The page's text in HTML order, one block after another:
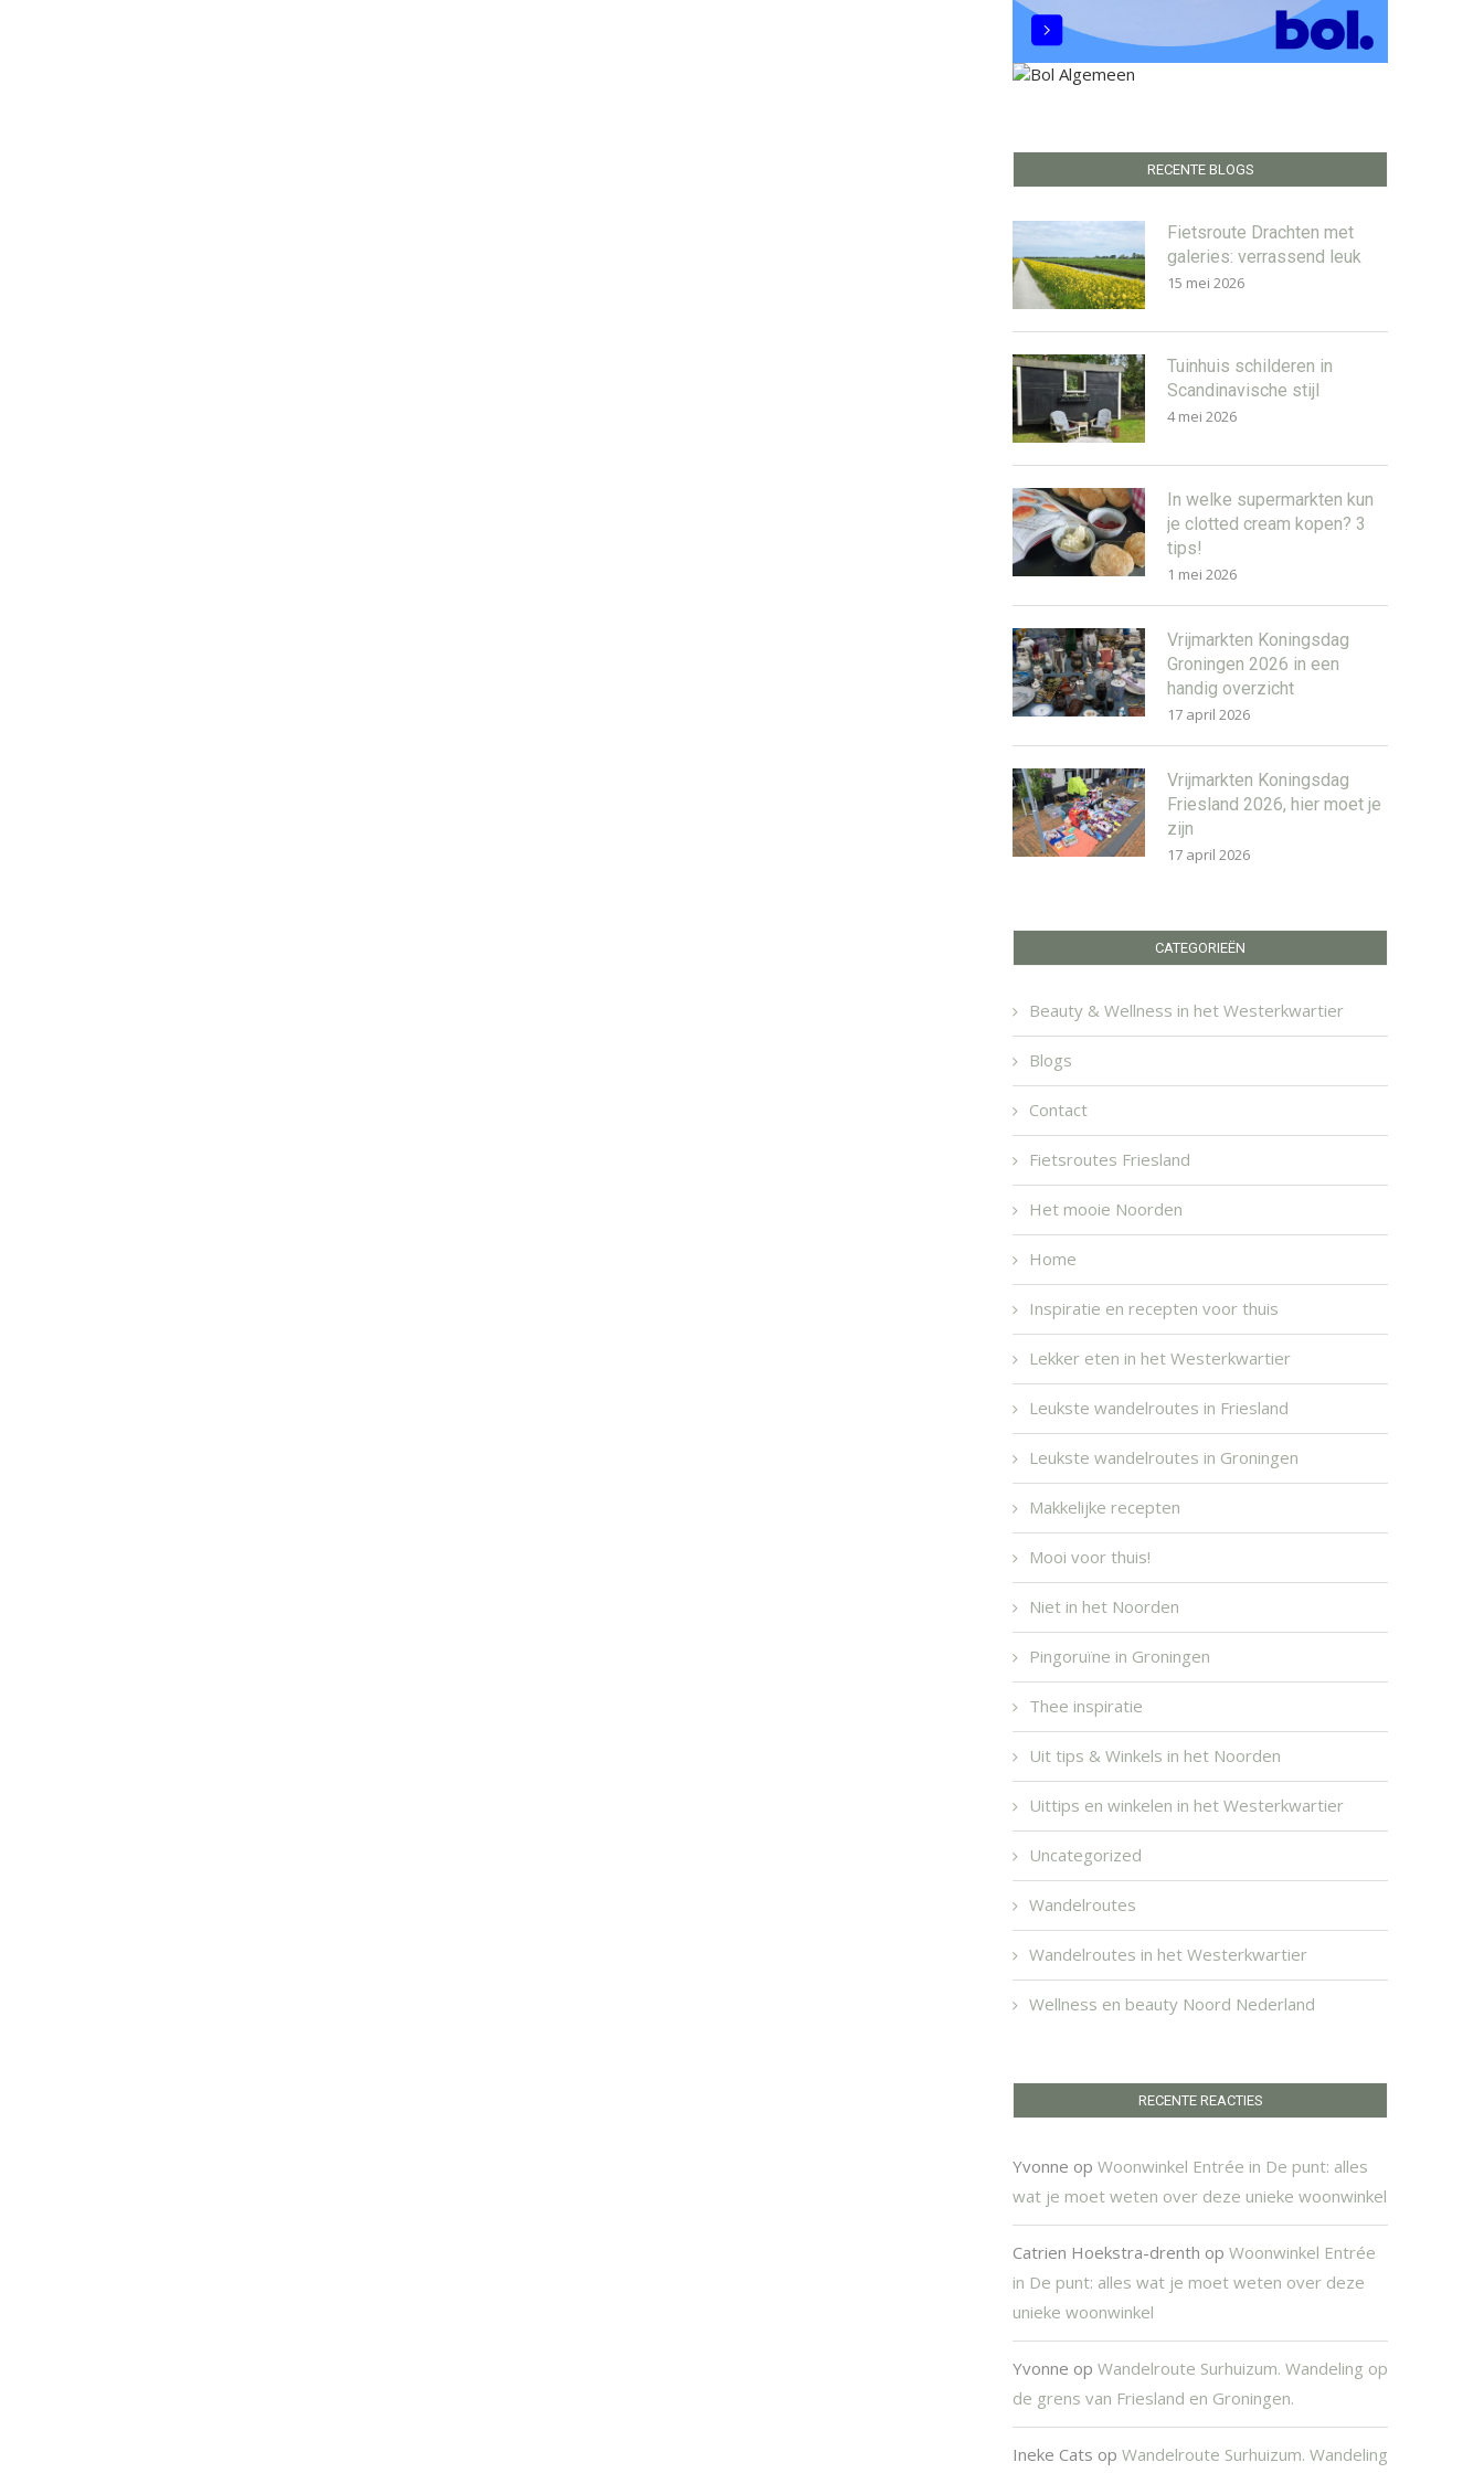
RECENTE BLOGS
Fietsroute Drachten met
galeries: verrassend leuk
15 mei 2026
Tuinhuis schilderen in
Scandinavische stijl
4 mei 2026
In welke supermarkten kun
je clotted cream kopen? 3
tips!
1 mei 2026
Vrijmarkten Koningsdag
Groningen 2026 in een
handig overzicht
17 april 2026
Vrijmarkten Koningsdag
Friesland 2026, hier moet je
zijn
17 april 2026
CATEGORIEËN
Beauty & Wellness in het Westerkwartier
Blogs
Contact
Fietsroutes Friesland
Het mooie Noorden
Home
Inspiratie en recepten voor thuis
Lekker eten in het Westerkwartier
Leukste wandelroutes in Friesland
Leukste wandelroutes in Groningen
Makkelijke recepten
Mooi voor thuis!
Niet in het Noorden
Pingoruïne in Groningen
Thee inspiratie
Uit tips & Winkels in het Noorden
Uittips en winkelen in het Westerkwartier
Uncategorized
Wandelroutes
Wandelroutes in het Westerkwartier
Wellness en beauty Noord Nederland
RECENTE REACTIES
Yvonne op Woonwinkel Entrée in De punt: alles
wat je moet weten over deze unieke woonwinkel
Catrien Hoekstra-drenth op Woonwinkel Entrée
in De punt: alles wat je moet weten over deze
unieke woonwinkel
Yvonne op Wandelroute Surhuizum. Wandeling op
de grens van Friesland en Groningen.
Ineke Cats op Wandelroute Surhuizum. Wandeling